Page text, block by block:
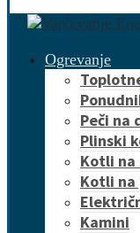
Ogrevanje
Peči na
Plinski
Kotli na
Kotli
Kamini